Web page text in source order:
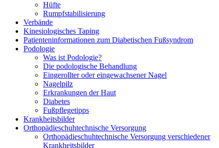
Hüfte
Rumpfstabilisierung
Verbände
Kinesiologisches Taping
Patienteninformationen zum Diabetischen Fußsyndrom
Podologie
Was ist Podologie?
Die podologische Behandlung
Eingerollter oder eingewachsener Nagel
Nagelpilz
Erkrankungen der Haut
Diabetes
Fußpflegetipps
Krankheitsbilder
Orthopädieschuhtechnische Versorgung
Orthopädieschuhtechnische Versorgung verschiedener
Krankheitsbilder